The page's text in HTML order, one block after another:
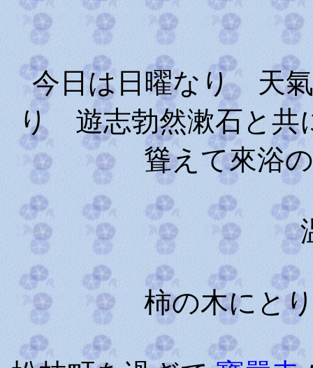
今日は日曜なり 天
り 遊志勃然漱石と共
聳えて來浴
温泉
柿の木にと